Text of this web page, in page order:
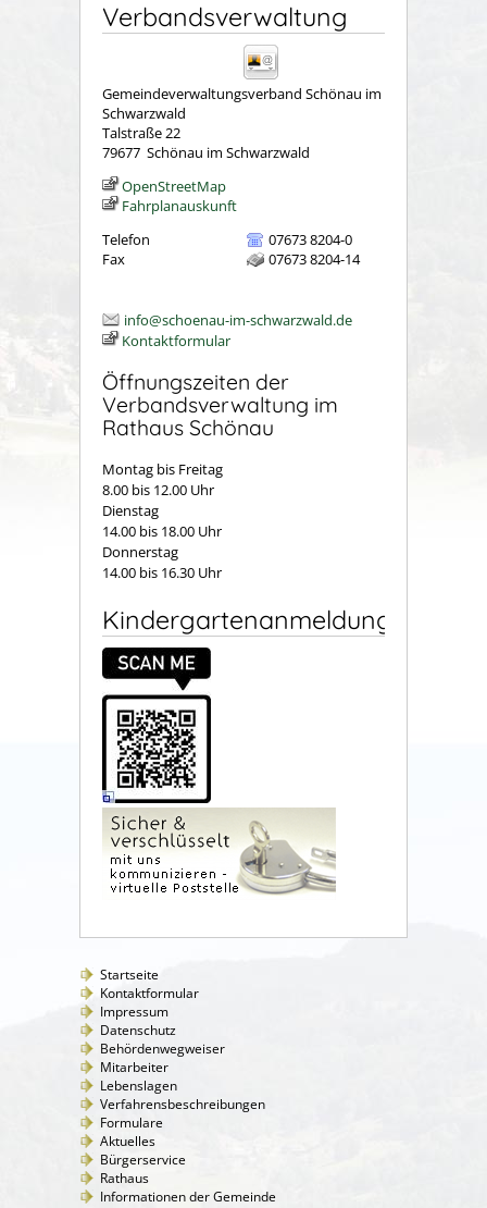
Verbandsverwaltung
Gemeindeverwaltungsverband Schönau im
Schwarzwald
Talstraße 22
79677 Schönau im Schwarzwald
OpenStreetMap
Fahrplanauskunft
Telefon
07673 8204-0
Fax
07673 8204-14
info@schoenau-im-schwarzwald.de
Kontaktformular
Öffnungszeiten der
Verbandsverwaltung im
Rathaus Schönau
Montag bis Freitag
8.00 bis 12.00 Uhr
Dienstag
14.00 bis 18.00 Uhr
Donnerstag
14.00 bis 16.30 Uhr
Kindergartenanmeldung
Startseite
Kontaktformular
Impressum
Datenschutz
Behördenwegweiser
Mitarbeiter
Lebenslagen
Verfahrensbeschreibungen
Formulare
Aktuelles
Bürgerservice
Rathaus
Informationen der Gemeinde